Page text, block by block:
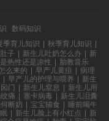
数码知识
季育儿知识 | 秋季育儿知识 |
子 | 新生儿吐奶怎么办 | 新
热性还是凉性 | 胎教音乐
么来的 | 早产儿黄疸 | 病理
| 早产儿的护理与喂养 | 新生
囟门 | 新生儿窒息 | 新生儿用
痛 | 寨卡病毒 | 新生儿泪囊
断奶 | 宝宝辅食 | 睡前喝牛
| 新生儿脸上有小红点 | 新